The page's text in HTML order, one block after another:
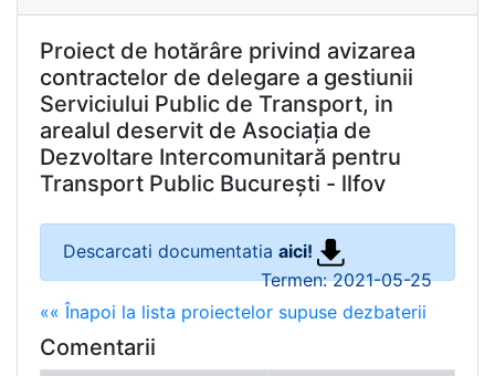
Proiect de hotărâre privind avizarea
contractelor de delegare a gestiunii
Serviciului Public de Transport, in
arealul deservit de Asociația de
Dezvoltare Intercomunitară pentru
Transport Public București - llfov
Descarcati documentatia aici!
Termen: 2021-05-25
«« Înapoi la lista proiectelor supuse dezbaterii
Comentarii